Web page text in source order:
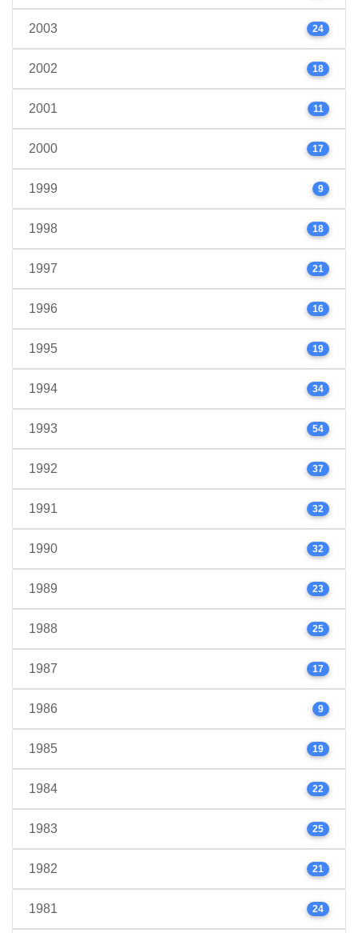
2003 24
2002 18
2001 11
2000 17
1999 9
1998 18
1997 21
1996 16
1995 19
1994 34
1993 54
1992 37
1991 32
1990 32
1989 23
1988 25
1987 17
1986 9
1985 19
1984 22
1983 25
1982 21
1981 24